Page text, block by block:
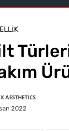
AESTHETICS
2022